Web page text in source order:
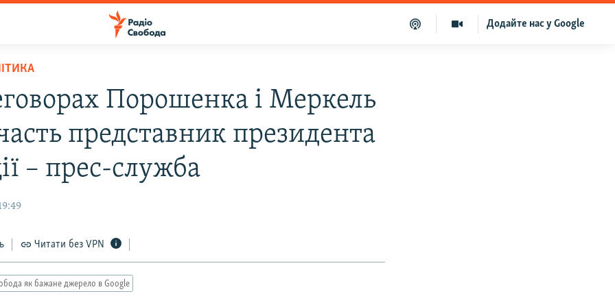
Додайте нас у Google
Порошенка і Меркель
представник президента
– прес-служба
Читати без VPN
як бажане джерело в Google